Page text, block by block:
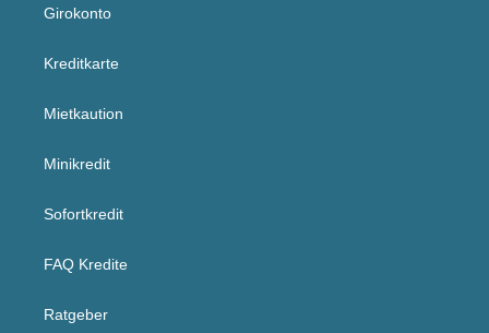
Girokonto
Kreditkarte
Mietkaution
Minikredit
Sofortkredit
FAQ Kredite
Ratgeber